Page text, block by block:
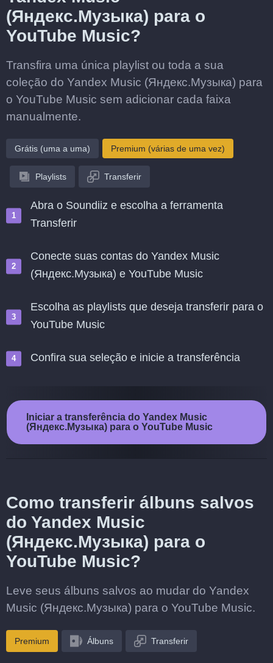
(Яндекс.Музыка) para o
YouTube Music?
Transfira uma única playlist ou toda a sua
coleção do Yandex Music (Яндекс.Музыка) para
o YouTube Music sem adicionar cada faixa
manualmente.
Grátis (uma a uma) Premium (várias de uma vez)
Playlists Transferir
Abra o Soundiiz e escolha a ferramenta
Transferir
Conecte suas contas do Yandex Music
(Яндекс.Музыка) e YouTube Music
Escolha as playlists que deseja transferir para o
YouTube Music
Confira sua seleção e inicie a transferência
Iniciar a transferência do Yandex Music
(Яндекс.Музыка) para o YouTube Music
Como transferir álbuns salvos
do Yandex Music
(Яндекс.Музыка) para o
YouTube Music?
Leve seus álbuns salvos ao mudar do Yandex
Music (Яндекс.Музыка) para o YouTube Music.
Premium Álbuns Transferir